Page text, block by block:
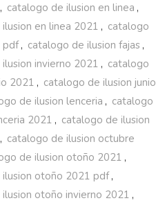
, catalogo de ilusion en linea ,
en linea 2021 , catalogo
pdf, catalogo de ilusion fajas ,
invierno 2021 , catalogo
2021 , catalogo de ilusion junio
de ilusion lenceria , catalogo
2021 , catalogo de ilusion
, catalogo de ilusion octubre
de ilusion otoño 2021 ,
otoño 2021 pdf,
otoño invierno 2021 ,